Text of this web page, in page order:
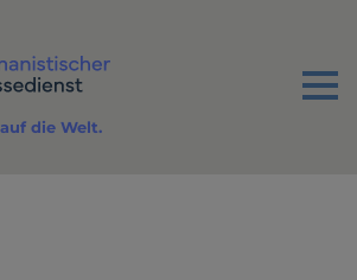
Menu
die Welt.